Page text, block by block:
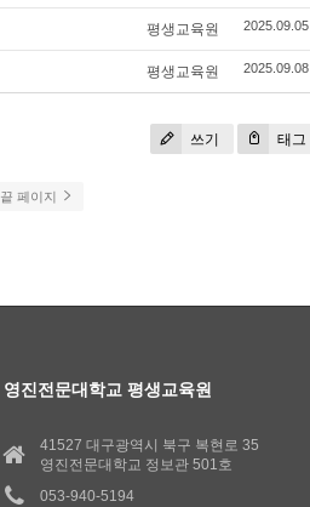
평생교육원 2025.09.05
평생교육원 2025.09.08
쓰기 태그
끝 페이지
영진전문대학교 평생교육원
41527 대구광역시 북구 복현로 35
영진전문대학교 정보관 501호
053-940-5194